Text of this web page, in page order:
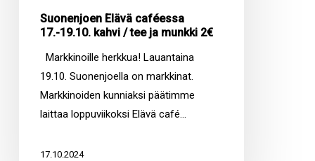
Suonenjoen Elävä caféessa
17.-19.10. kahvi / tee ja munkki 2€
Markkinoille herkkua! Lauantaina
19.10. Suonenjoella on markkinat.
Markkinoiden kunniaksi päätimme
laittaa loppuviikoksi Elävä café…
17.10.2024